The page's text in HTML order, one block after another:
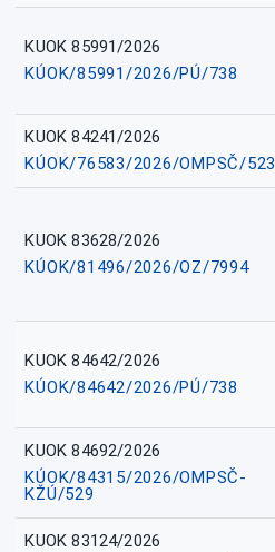
KUOK 85991/2026
KÚOK/85991/2026/PÚ/738
KUOK 84241/2026
KÚOK/76583/2026/OMPSČ/523
KUOK 83628/2026
KÚOK/81496/2026/OZ/7994
KUOK 84642/2026
KÚOK/84642/2026/PÚ/738
KUOK 84692/2026
KÚOK/84315/2026/OMPSČ-
KŽÚ/529
KUOK 83124/2026